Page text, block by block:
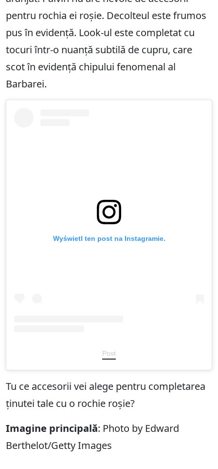
pentru rochia ei roșie. Decolteul este frumos
pus în evidență. Look-ul este completat cu
tocuri într-o nuanță subtilă de cupru, care
scot în evidență chipului fenomenal al
Barbarei.
Wyświetl ten post na Instagramie.
Post
Tu ce accesorii vei alege pentru completarea
ținutei tale cu o rochie roșie?
Imagine principală: Photo by Edward
Berthelot/Getty Images